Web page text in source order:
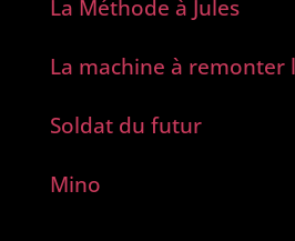
La Méthode à Jules
La machine à remonter
Soldat du futur
Mino